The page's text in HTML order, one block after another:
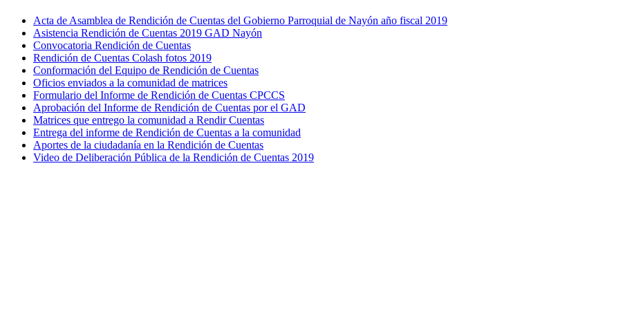
Acta de Asamblea de Rendición de Cuentas del Gobierno Parroquial de Nayón año fiscal 2019
Asistencia Rendición de Cuentas 2019 GAD Nayón
Convocatoria Rendición de Cuentas
Rendición de Cuentas Colash fotos 2019
Conformación del Equipo de Rendición de Cuentas
Oficios enviados a la comunidad de matrices
Formulario del Informe de Rendición de Cuentas CPCCS
Aprobación del Informe de Rendición de Cuentas por el GAD
Matrices que entrego la comunidad a Rendir Cuentas
Entrega del informe de Rendición de Cuentas a la comunidad
Aportes de la ciudadanía en la Rendición de Cuentas
Video de Deliberación Pública de la Rendición de Cuentas 2019